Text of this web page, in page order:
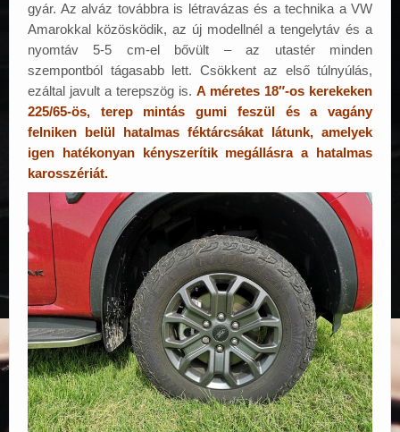
gyár. Az alváz továbbra is létravázas és a technika a VW
Amarokkal közösködik, az új modellnél a tengelytáv és a
nyomtáv 5-5 cm-el bővült – az utastér minden
szempontból tágasabb lett. Csökkent az első túlnyúlás,
ezáltal javult a terepszög is. A méretes 18″-os kerekeken
225/65-ös, terep mintás gumi feszül és a vagány
felniken belül hatalmas féktárcsákat látunk, amelyek
igen hatékonyan kényszerítik megállásra a hatalmas
karosszériát.